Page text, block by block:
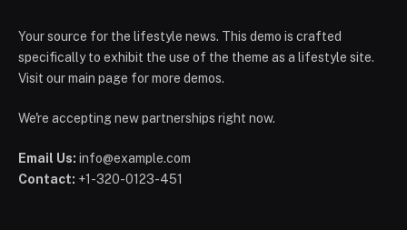
Your source for the lifestyle news. This demo is crafted
specifically to exhibit the use of the theme as a lifestyle site.
Visit our main page for more demos.
We're accepting new partnerships right now.
Email Us: info@example.com
Contact: +1-320-0123-451